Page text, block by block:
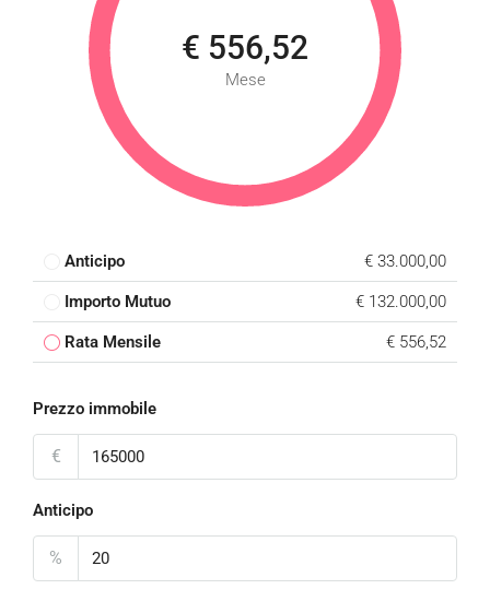
€ 556,52
Mese
Anticipo € 33.000,00
Importo Mutuo € 132.000,00
Rata Mensile € 556,52
Prezzo immobile
€
Anticipo
%